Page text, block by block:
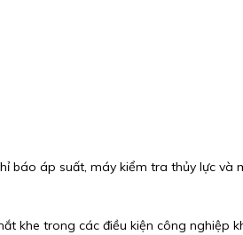
báo áp suất, máy kiểm tra thủy lực và
khe trong các điều kiện công nghiệp